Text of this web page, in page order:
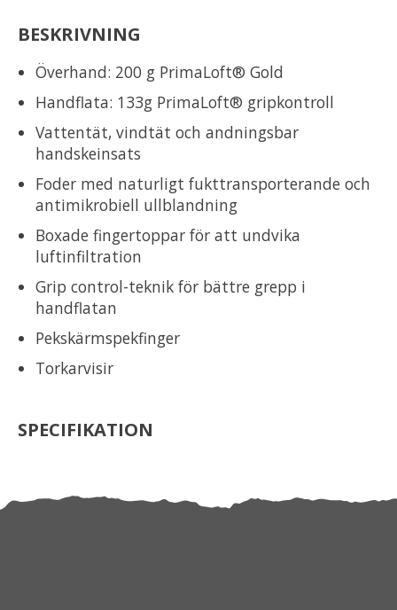
BESKRIVNING
Överhand: 200 g PrimaLoft® Gold
Handflata: 133g PrimaLoft® gripkontroll
Vattentät, vindtät och andningsbar
handskeinsats
Foder med naturligt fukttransporterande och
antimikrobiell ullblandning
Boxade fingertoppar för att undvika
luftinfiltration
Grip control-teknik för bättre grepp i
handflatan
Pekskärmspekfinger
Torkarvisir
SPECIFIKATION